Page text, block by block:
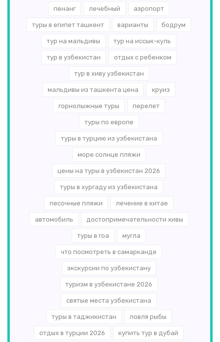
пенанг лечебный аэропорт
туры в египет ташкент варианты бодрум
тур на мальдивы тур на иссык-куль
тур в узбекистан отдых с ребенком
тур в хиву узбекистан
мальдивы из ташкента цена круиз
горнолыжные туры перелет
туры по европе
туры в турцию из узбекистана
море солнце пляжи
цены на туры в узбекистан 2026
туры в хургаду из узбекистана
песочные пляжи лечение в китае
автомобиль достопримечательности хивы
туры в гоа мугла
что посмотреть в самарканде
экскурсии по узбекистану
туризм в узбекистане 2026
святые места узбекистана
туры в таджикистан ловля рыбы
отдых в турции 2026 купить тур в дубай